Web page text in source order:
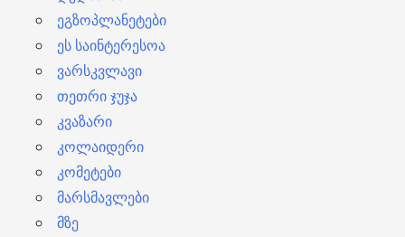
ეგზოპლანეტები
ეს საინტერესოა
ვარსკვლავი
თეთრი ჯუჯა
კვაზარი
კოლაიდერი
კომეტები
მარსმავლები
მზე